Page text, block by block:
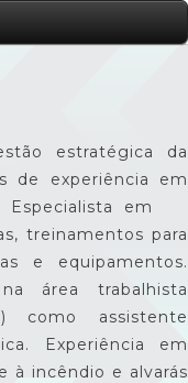
estratégica da
de experiência em
Especialista em
treinamentos para
e equipamentos.
área trabalhista
como assistente
Experiência em
à incêndio e alvarás